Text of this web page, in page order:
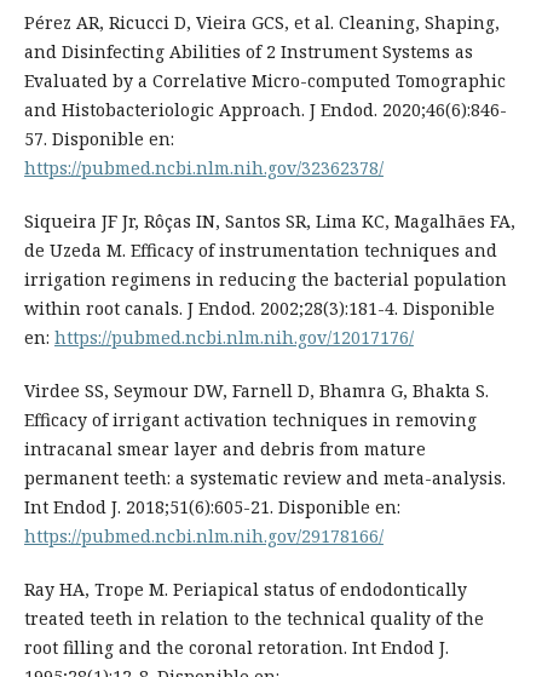
Pérez AR, Ricucci D, Vieira GCS, et al. Cleaning, Shaping,
and Disinfecting Abilities of 2 Instrument Systems as
Evaluated by a Correlative Micro-computed Tomographic
and Histobacteriologic Approach. J Endod. 2020;46(6):846-
57. Disponible en:
https://pubmed.ncbi.nlm.nih.gov/32362378/
Siqueira JF Jr, Rôças IN, Santos SR, Lima KC, Magalhães FA,
de Uzeda M. Efficacy of instrumentation techniques and
irrigation regimens in reducing the bacterial population
within root canals. J Endod. 2002;28(3):181-4. Disponible
en: https://pubmed.ncbi.nlm.nih.gov/12017176/
Virdee SS, Seymour DW, Farnell D, Bhamra G, Bhakta S.
Efficacy of irrigant activation techniques in removing
intracanal smear layer and debris from mature
permanent teeth: a systematic review and meta-analysis.
Int Endod J. 2018;51(6):605-21. Disponible en:
https://pubmed.ncbi.nlm.nih.gov/29178166/
Ray HA, Trope M. Periapical status of endodontically
treated teeth in relation to the technical quality of the
root filling and the coronal retoration. Int Endod J.